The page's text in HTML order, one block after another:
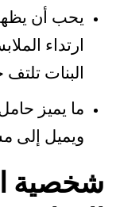
يحب أن
ارتداء
البنات تلتف
ما يميز
ويميل إلى
شخصية